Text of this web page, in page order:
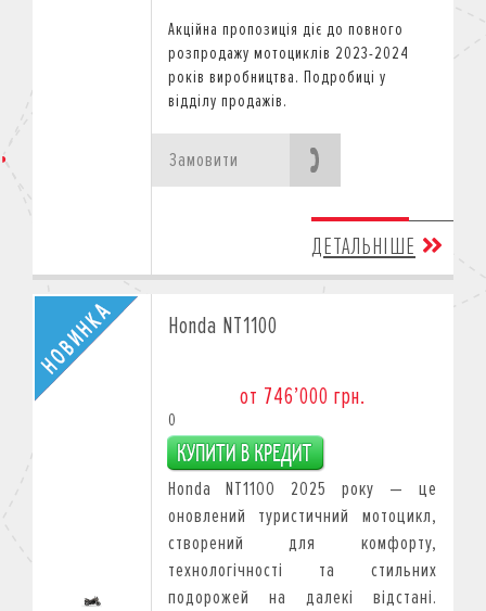
Акційна пропозиція діє до повного
розпродажу мотоциклів 2023-2024
років виробництва. Подробиці у
відділу продажів.
Замовити
ДЕТАЛЬНІШЕ
Honda NT1100
от 746’000 грн.
0
Honda NT1100 2025 року — це
оновлений туристичний мотоцикл,
створений для комфорту,
технологічності та стильних
подорожей на далекі відстані.